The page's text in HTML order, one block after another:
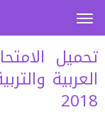
تحميل
العربية
2018